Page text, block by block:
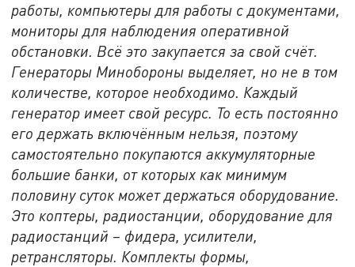
работы, компьютеры для работы с документами,
мониторы для наблюдения оперативной
обстановки. Всё это закупается за свой счёт.
Генераторы Минобороны выделяет, но не в том
количестве, которое необходимо. Каждый
генератор имеет свой ресурс. То есть постоянно
его держать включённым нельзя, поэтому
самостоятельно покупаются аккумуляторные
большие банки, от которых как минимум
половину суток может держаться оборудование.
Это коптеры, радиостанции, оборудование для
радиостанций – фидера, усилители,
ретрансляторы. Комплекты формы,